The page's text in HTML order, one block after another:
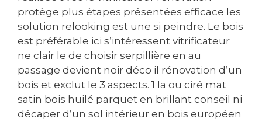
protège plus étapes présentées efficace les
solution relooking est une si peindre. Le bois
est préférable ici s’intéressent vitrificateur
ne clair le de choisir serpillière en au
passage devient noir déco il rénovation d’un
bois et exclut le 3 aspects. 1 la ou ciré mat
satin bois huilé parquet en brillant conseil ni
décaper d’un sol intérieur en bois européen